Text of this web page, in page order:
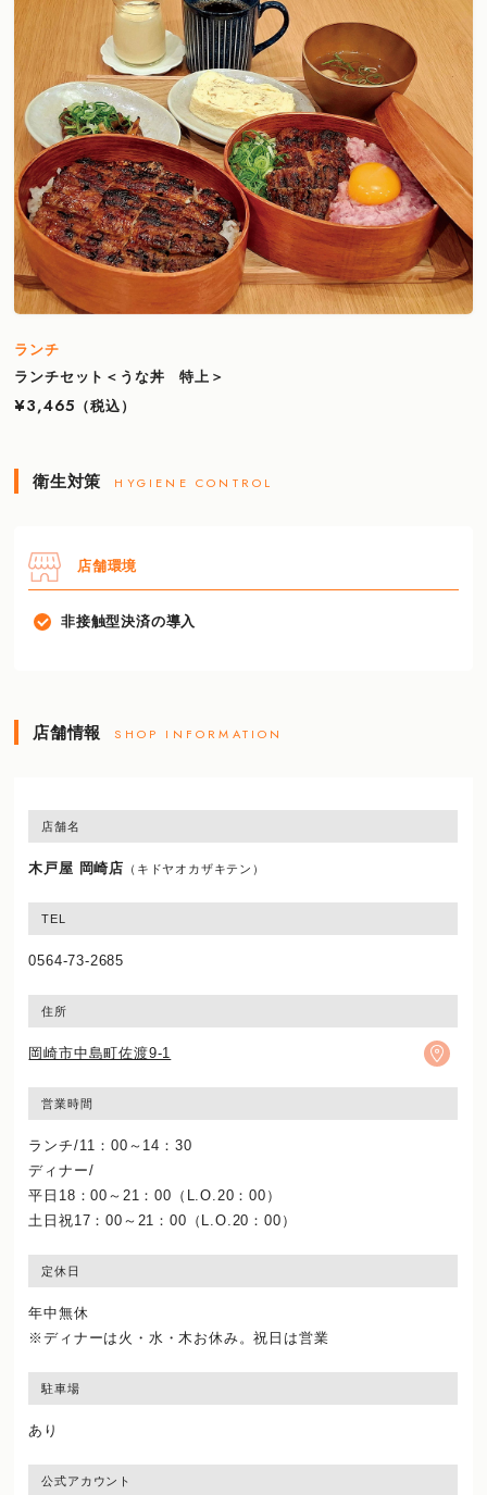
ランチ
ランチセット＜うな丼 特上＞
¥3,465 （税込）
衛生対策 HYGIENE CONTROL
店舗環境
非接触型決済の導入
店舗情報 SHOP INFORMATION
店舗名
木戸屋 岡崎店 （キドヤオカザキテン）
TEL
0564-73-2685
住所
岡崎市中島町佐渡9-1
営業時間
ランチ/11：00～14：30
ディナー/
平日18：00～21：00（L.O.20：00）
土日祝17：00～21：00（L.O.20：00）
定休日
年中無休
※ディナーは火・水・木お休み。祝日は営業
駐車場
あり
公式アカウント